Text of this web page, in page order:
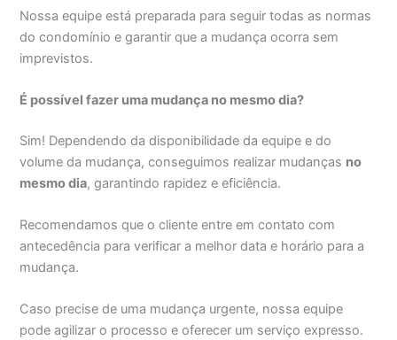
Nossa equipe está preparada para seguir todas as normas
do condomínio e garantir que a mudança ocorra sem
imprevistos.
É possível fazer uma mudança no mesmo dia?
Sim! Dependendo da disponibilidade da equipe e do
volume da mudança, conseguimos realizar mudanças no
mesmo dia, garantindo rapidez e eficiência.
Recomendamos que o cliente entre em contato com
antecedência para verificar a melhor data e horário para a
mudança.
Caso precise de uma mudança urgente, nossa equipe
pode agilizar o processo e oferecer um serviço expresso.